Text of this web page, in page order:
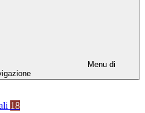
Menu di
18